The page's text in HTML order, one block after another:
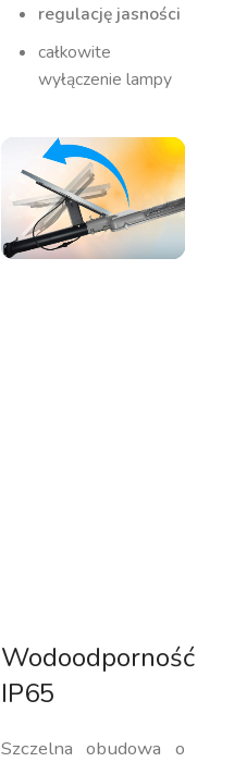
regulację jasności
całkowite
wyłączenie lampy
Wodoodporność
IP65
Szczelna obudowa o